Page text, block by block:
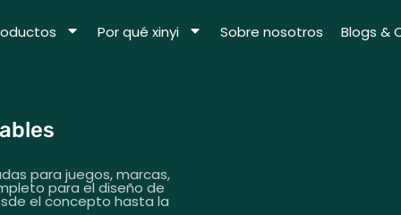
Por qué xinyi Sobre nosotros Blogs &
para juegos, marcas,
para el diseño de
el concepto hasta la